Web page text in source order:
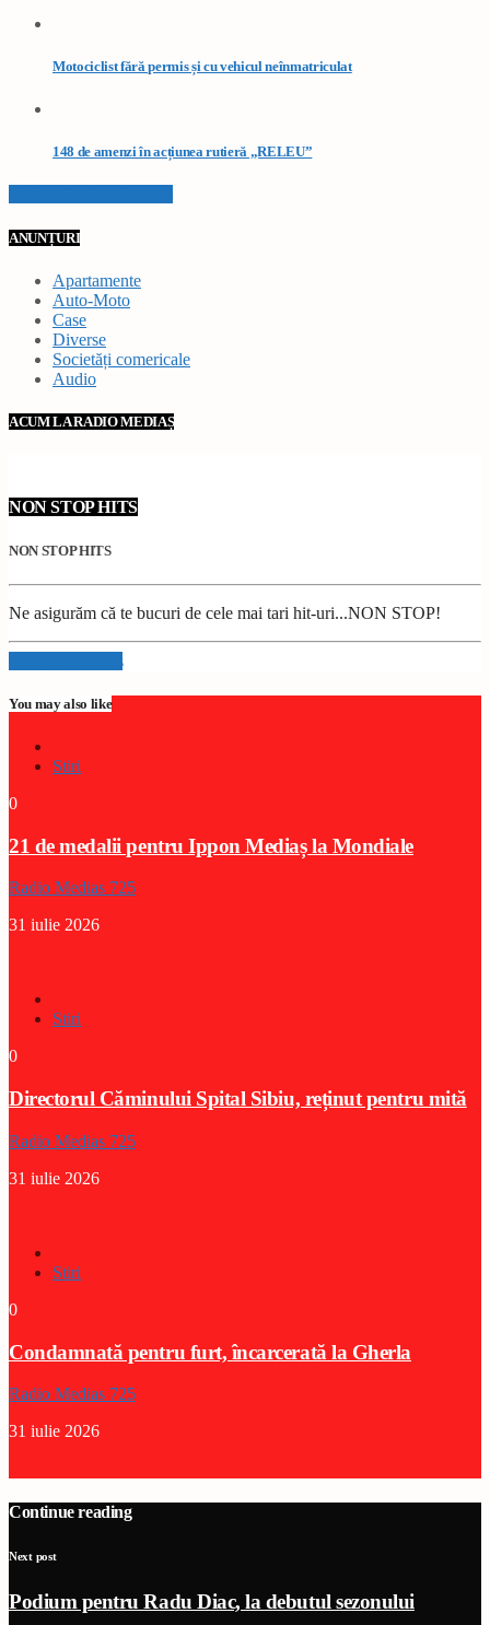
Motociclist fără permis și cu vehicul neînmatriculat
148 de amenzi în acțiunea rutieră „RELEU”
ANUNȚURI
Apartamente
Auto-Moto
Case
Diverse
Societăți comericale
Audio
ACUM LA RADIO MEDIAȘ
NON STOP HITS
NON STOP HITS
Ne asigurăm că te bucuri de cele mai tari hit-uri...NON STOP!
Info and episodes
You may also like
Stiri
0
21 de medalii pentru Ippon Mediaș la Mondiale
Radio Medias 725
31 iulie 2026
Stiri
0
Directorul Căminului Spital Sibiu, reținut pentru mită
Radio Medias 725
31 iulie 2026
Stiri
0
Condamnată pentru furt, încarcerată la Gherla
Radio Medias 725
31 iulie 2026
Continue reading
Next post
Podium pentru Radu Diac, la debutul sezonului